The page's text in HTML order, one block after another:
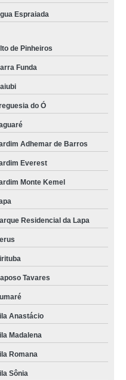
Andrade
anos Ibirapuera
Caiubi
Jardim Monte Verde
Pedro
de Barros
Jardim Europa
Belo
do Otero
Espraiada
de Pinheiros
Funda
do Ó
Adhemar de Barros
Everest
Monte Kemel
Residencial da Lapa
Tavares
Anastácio
Madalena
Romana
Sônia